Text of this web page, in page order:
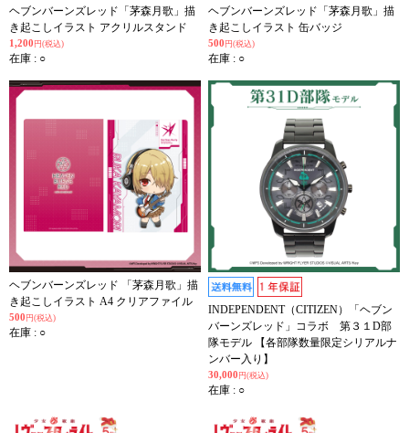
ヘブンバーンズレッド「茅森月歌」描
き起こしイラスト アクリルスタンド
1,200 円(税込)
在庫 : ○
ヘブンバーンズレッド「茅森月歌」描
き起こしイラスト 缶バッジ
500 円(税込)
在庫 : ○
ヘブンバーンズレッド 「茅森月歌」描
き起こしイラスト A4 クリアファイル
500 円(税込)
在庫 : ○
INDEPENDENT（CITIZEN）「ヘブン
バーンズレッド」コラボ 第３１D部
隊モデル 【各部隊数量限定シリアルナ
ンバー入り】
30,000 円(税込)
在庫 : ○